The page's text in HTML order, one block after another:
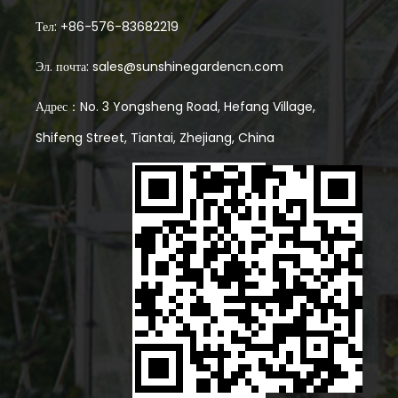
легкие и покрыты пластиковым листом, это является
достоверной проблемой, особенно для тех, кто живет в
областях, склонных к ветреным условиям. Одна из вещей,
которую следует рассмотреть, - это конструкция рамки.
Прочная рама, изготовленная из оцинкованной стали или
алюминия с тяжелой температурой, обеспечивает лучшую
поддержку давления ветра. Сила политуннельной
парниковой рамы необходима, потому что она образует
основу всей структуры. Более толстая и правильно
распределенная трубка повышает стабильность, снижая
риск изгиба или разрушения, когда прорываются сильные
порывы. Тип и качество полиэтиленового покрытия также
играют роль в способности политуннельной теплицы
Тел: +86-576-83682219
Эл. почта:sales@sunshinegardencn.com
Адрес：No. 3 Yongsheng Road, Hefang Village,
Shifeng Street, Tiantai, Zhejiang, China